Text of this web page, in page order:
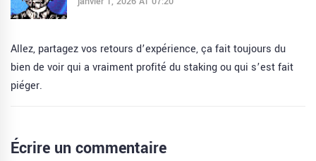
Allez, partagez vos retours d’expérience, ça fait toujours du
bien de voir qui a vraiment profité du staking ou qui s’est fait
piéger.
Écrire un commentaire